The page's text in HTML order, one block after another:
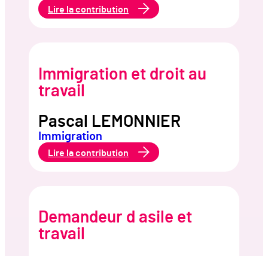
Lire la contribution
L’ouverture
une
Immigration et droit au
travail
Pascal LEMONNIER
Immigration
Lire la contribution
Immigration
Demandeur d asile et
travail